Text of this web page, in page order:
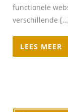
functionele
verschillende
LEES MEER